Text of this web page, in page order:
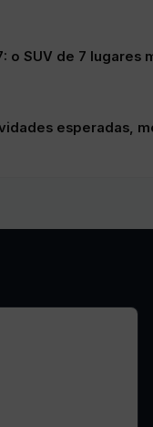
o SUV de 7 lugares
esperadas,